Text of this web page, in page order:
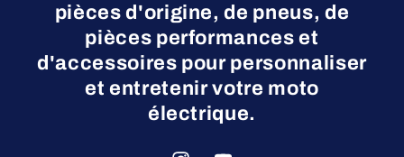
pièces d'origine, de pneus, de
pièces performances et
d'accessoires pour personnaliser
et entretenir votre moto
électrique.